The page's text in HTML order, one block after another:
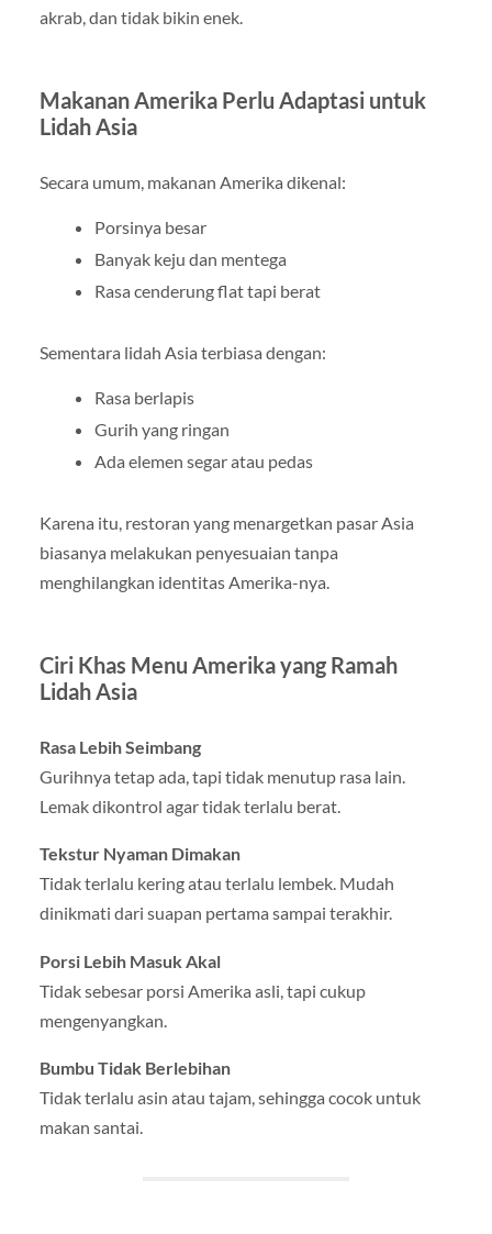
akrab, dan tidak bikin enek.
Makanan Amerika Perlu Adaptasi untuk
Lidah Asia
Secara umum, makanan Amerika dikenal:
Porsinya besar
Banyak keju dan mentega
Rasa cenderung flat tapi berat
Sementara lidah Asia terbiasa dengan:
Rasa berlapis
Gurih yang ringan
Ada elemen segar atau pedas
Karena itu, restoran yang menargetkan pasar Asia
biasanya melakukan penyesuaian tanpa
menghilangkan identitas Amerika-nya.
Ciri Khas Menu Amerika yang Ramah
Lidah Asia
Rasa Lebih Seimbang
Gurihnya tetap ada, tapi tidak menutup rasa lain.
Lemak dikontrol agar tidak terlalu berat.
Tekstur Nyaman Dimakan
Tidak terlalu kering atau terlalu lembek. Mudah
dinikmati dari suapan pertama sampai terakhir.
Porsi Lebih Masuk Akal
Tidak sebesar porsi Amerika asli, tapi cukup
mengenyangkan.
Bumbu Tidak Berlebihan
Tidak terlalu asin atau tajam, sehingga cocok untuk
makan santai.